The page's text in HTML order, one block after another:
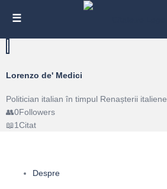
Lorenzo de' Medici
Politician italian în timpul Renașterii italiene
0Followers
1Citat
Despre